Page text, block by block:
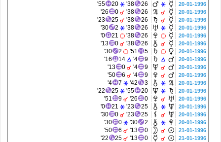
20-01-1996
26
38'
20
55'
20-01-1996
26
38'
0
26'
20-01-1996
26
38'
25
23'
20-01-1996
26
38'
2
30'
20-01-1996
26
38'
21
0'
20-01-1996
26
38'
0
13'
20-01-1996
5
51'
2
30'
20-01-1996
9
4'
14
16'
20-01-1996
9
4'
0
13'
20-01-1996
9
4'
6
50'
20-01-1996
3
42'
7
4'
20-01-1996
20
55'
25
22'
20-01-1996
0
26'
9
51'
20-01-1996
25
23'
21
0'
20-01-1996
25
23'
0
30'
20-01-1996
2
30'
0
30'
21-01-1996
0
13'
6
50'
21-01-1996
0
13'
25
22'